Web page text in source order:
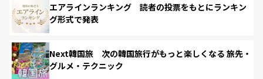
エアラインランキング 読者の投票をもとにランキン
グ形式で発表
Next韓国旅 次の韓国旅行がもっと楽しくなる 旅先・
グルメ・テクニック